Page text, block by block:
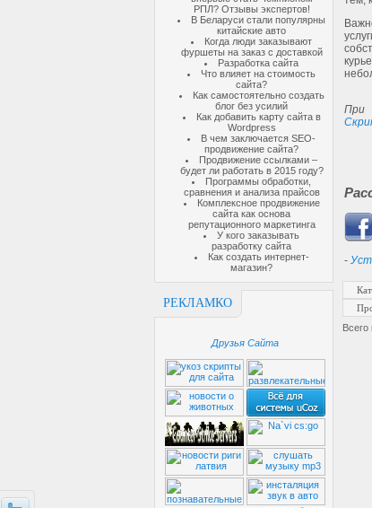
РПЛ? Отзывы экспертов!
В Беларуси стали популярны
китайские авто
Когда люди заказывают
фуршеты на заказ с доставкой
Разработка сайта
Что влияет на стоимость
сайта?
Как самостоятельно создать
блог без усилий
Как добавить карту сайта в
Wordpress
В чем заключается SEO-
продвижение сайта?
Продвижение ссылками –
будет ли работать в 2015 году?
Программы обработки,
сравнения и анализа прайсов
Комплексное продвижение
сайта как основа
репутационного маркетинга
У кого заказывать
разработку сайта
Как создать интернет-
магазин?
РЕКЛАМКО
Друзья Сайта
При
-